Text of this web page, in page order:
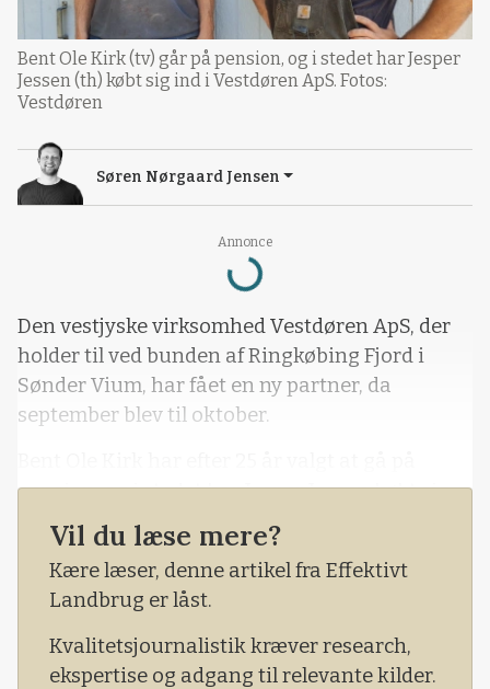
Annonce
Loading...
Bent Ole Kirk (tv) går på pension, og i stedet har Jesper
Jessen (th) købt sig ind i Vestdøren ApS. Fotos:
Vestdøren
Søren Nørgaard Jensen
Den vestjyske virksomhed Vestdøren ApS, der
holder til ved bunden af Ringkøbing Fjord i
Sønder Vium, har fået en ny partner, da
september blev til oktober.
pension, og i stedet har Jesper Jessen købt sig
ind i virksomheden, der producerer pladedøre,
stalddøre, udhusdøre, interimsdøre og porte til
landbrug, industri, tømmerhandler,
entreprenører og private i hele landet.
Vil du læse mere?
Kære læser, denne artikel fra Effektivt
Landbrug er låst.
Kvalitetsjournalistik kræver research,
ekspertise og adgang til relevante kilder.